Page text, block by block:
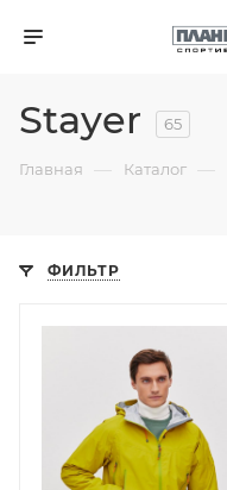
Stayer 65
Главная — Каталог —
ФИЛЬТР